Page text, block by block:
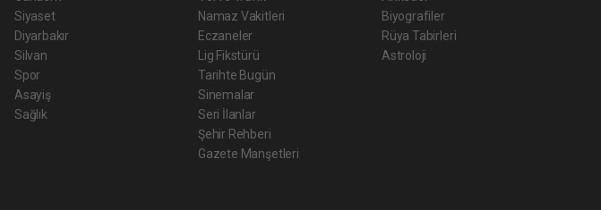
Siyaset
Diyarbakır
Silvan
Spor
Asayiş
Sağlık
Namaz Vakitleri
Eczaneler
Lig Fikstürü
Tarihte Bugün
Sinemalar
Seri İlanlar
Şehir Rehberi
Gazete Manşetleri
Biyografiler
Rüya Tabirleri
Astroloji